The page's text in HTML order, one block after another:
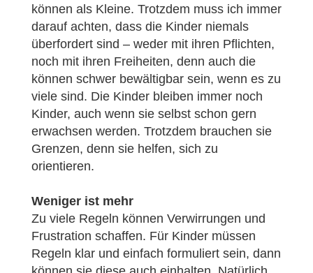
können als Kleine. Trotzdem muss ich immer
darauf achten, dass die Kinder niemals
überfordert sind – weder mit ihren Pflichten,
noch mit ihren Freiheiten, denn auch die
können schwer bewältigbar sein, wenn es zu
viele sind. Die Kinder bleiben immer noch
Kinder, auch wenn sie selbst schon gern
erwachsen werden. Trotzdem brauchen sie
Grenzen, denn sie helfen, sich zu
orientieren.
Weniger ist mehr
Zu viele Regeln können Verwirrungen und
Frustration schaffen. Für Kinder müssen
Regeln klar und einfach formuliert sein, dann